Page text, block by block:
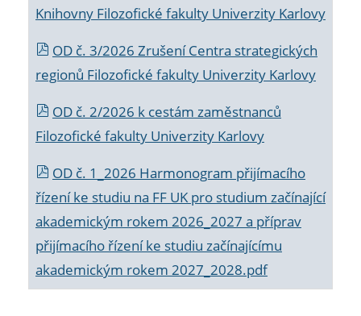
Knihovny Filozofické fakulty Univerzity Karlovy
OD č. 3/2026 Zrušení Centra strategických
regionů Filozofické fakulty Univerzity Karlovy
OD č. 2/2026 k cestám zaměstnanců
Filozofické fakulty Univerzity Karlovy
OD č. 1_2026 Harmonogram přijímacího
řízení ke studiu na FF UK pro studium začínající
akademickým rokem 2026_2027 a příprav
přijímacího řízení ke studiu začínajícímu
akademickým rokem 2027_2028.pdf